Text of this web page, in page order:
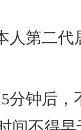
人第二
分钟后，